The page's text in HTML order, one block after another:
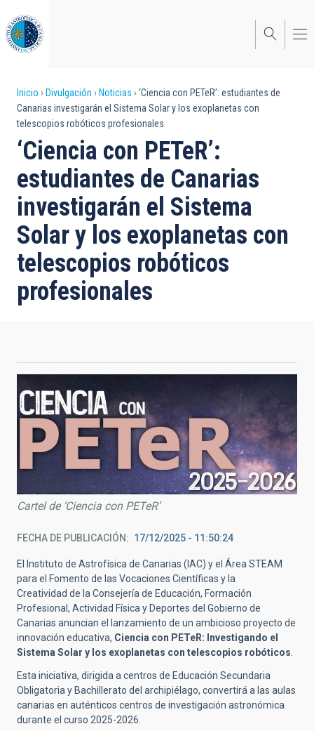
al
contenido
principal
Sobrescribir
enlaces
de
ayuda
a
la
navegación
Inicio Divulgación Noticias
‘Ciencia con PETeR’: estudiantes de
Canarias investigarán el Sistema Solar y los exoplanetas con
telescopios robóticos profesionales
‘Ciencia con PETeR’:
estudiantes de Canarias
investigarán el Sistema
Solar y los exoplanetas con
telescopios robóticos
profesionales
Cartel de ‘Ciencia con PETeR’
FECHA DE PUBLICACIÓN 17/12/2025 - 11:50:24
El Instituto de Astrofísica de Canarias (IAC) y el Área STEAM
para el Fomento de las Vocaciones Científicas y la
Creatividad de la Consejería de Educación, Formación
Profesional, Actividad Física y Deportes del Gobierno de
Canarias anuncian el lanzamiento de un ambicioso proyecto de
innovación educativa, Ciencia con PETeR: Investigando el
Sistema Solar y los exoplanetas con telescopios robóticos.
Esta iniciativa, dirigida a centros de Educación Secundaria
Obligatoria y Bachillerato del archipiélago, convertirá a las aulas
canarias en auténticos centros de investigación astronómica
durante el curso 2025-2026.